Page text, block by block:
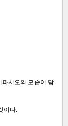
시오의 모습이 담
이다.